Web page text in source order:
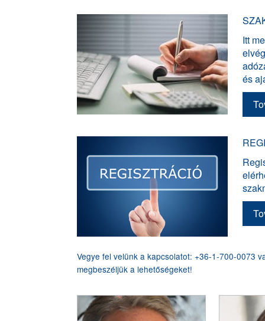
Itt
és
Vegye fel velünk a kapcsolatot: +36-1-700-0073
megbeszéljük a lehetőségeket!
az első